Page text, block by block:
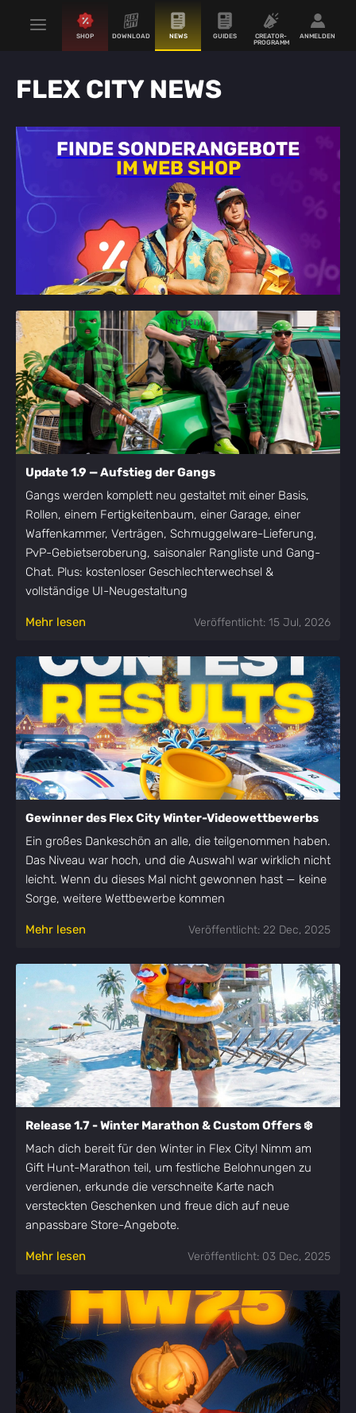
SHOP DOWNLOAD NEWS GUIDES
CREATOR-
PROGRAMM
ANMELDEN
FLEX CITY NEWS
FINDE SONDERANGEBOTE
IM WEB SHOP
Update 1.9 — Aufstieg der Gangs
Gangs werden komplett neu gestaltet mit einer Basis,
Rollen, einem Fertigkeitenbaum, einer Garage, einer
Waffenkammer, Verträgen, Schmuggelware-Lieferung,
PvP-Gebietseroberung, saisonaler Rangliste und Gang-
Chat. Plus: kostenloser Geschlechterwechsel &
vollständige UI-Neugestaltung
Mehr lesen Veröffentlicht: 15 Jul, 2026
Gewinner des Flex City Winter-Videowettbewerbs
Ein großes Dankeschön an alle, die teilgenommen haben.
Das Niveau war hoch, und die Auswahl war wirklich nicht
leicht. Wenn du dieses Mal nicht gewonnen hast — keine
Sorge, weitere Wettbewerbe kommen
Mehr lesen Veröffentlicht: 22 Dec, 2025
Release 1.7 - Winter Marathon & Custom Offers ❄️
Mach dich bereit für den Winter in Flex City! Nimm am
Gift Hunt-Marathon teil, um festliche Belohnungen zu
verdienen, erkunde die verschneite Karte nach
versteckten Geschenken und freue dich auf neue
anpassbare Store-Angebote.
Mehr lesen Veröffentlicht: 03 Dec, 2025